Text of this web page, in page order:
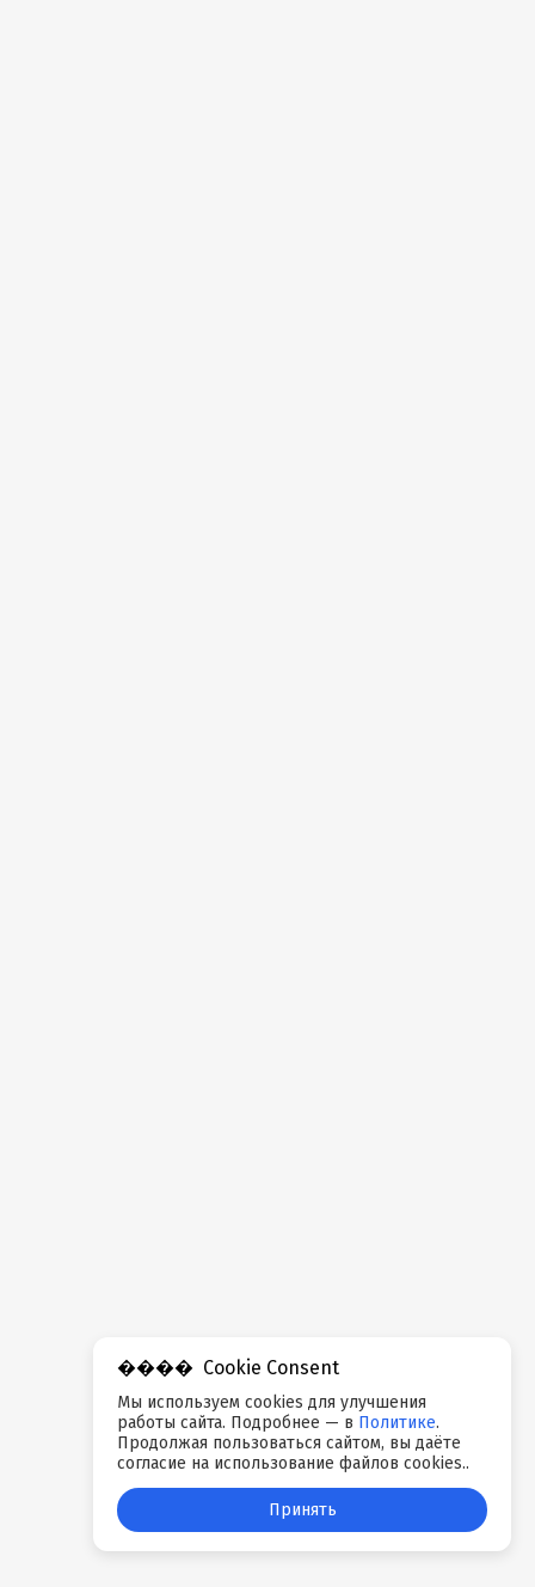
Cookie Consent
Мы используем cookies для улучшения
работы сайта. Подробнее — в Политике.
Продолжая пользоваться сайтом, вы даёте
согласие на использование файлов cookies..
Принять